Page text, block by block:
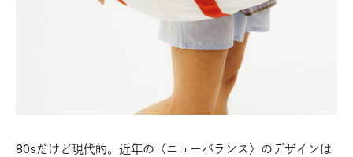
80sだけど現代的。近年の〈ニューバランス〉のデザインは